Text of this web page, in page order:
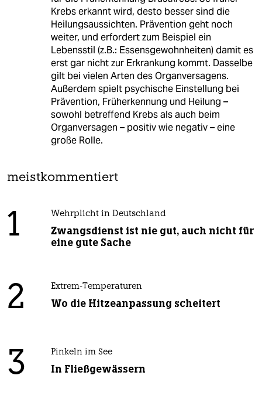
Krebs erkannt wird, desto besser sind die
Heilungsaussichten. Prävention geht noch
weiter, und erfordert zum Beispiel ein
Lebensstil (z.B.: Essensgewohnheiten) damit es
erst gar nicht zur Erkrankung kommt. Dasselbe
gilt bei vielen Arten des Organversagens.
Außerdem spielt psychische Einstellung bei
Prävention, Früherkennung und Heilung –
sowohl betreffend Krebs als auch beim
Organversagen – positiv wie negativ – eine
große Rolle.
meistkommentiert
1 Wehrplicht in Deutschland
Zwangsdienst ist nie gut, auch nicht für
eine gute Sache
2 Extrem-Temperaturen
Wo die Hitzeanpassung scheitert
3 Pinkeln im See
In Fließgewässern